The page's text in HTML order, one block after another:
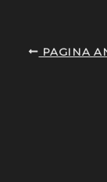
PAGINA